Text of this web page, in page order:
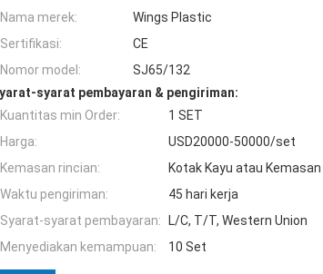
Nama merek:
Wings Plastic
Sertifikasi:
CE
Nomor model:
SJ65/132
syarat pembayaran & pengiriman:
Kuantitas min Order:
1 SET
Harga:
USD20000-50000/set
Kemasan rincian:
Kotak Kayu atau Kemasan
Waktu pengiriman:
45 hari kerja
Syarat-syarat pembayaran:
L/C, T/T, Western Union
Menyediakan kemampuan:
10 Set